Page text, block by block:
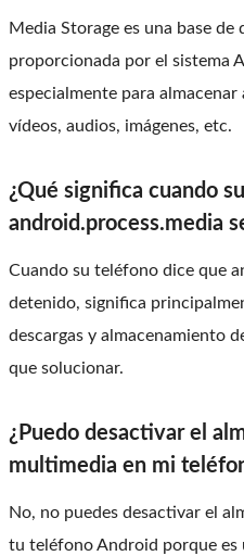
Media Storage es una base de
proporcionada por el sistema
especialmente para
vídeos, audios, imágenes, etc.
¿Qué significa cuando
android.process.media
Cuando su teléfono dice que
detenido, significa
descargas y almacenamiento
que solucionar.
¿Puedo desactivar el
multimedia en mi
No, no puedes desactivar el
tu teléfono Android porque es